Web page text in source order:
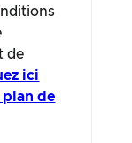
de
ici
de